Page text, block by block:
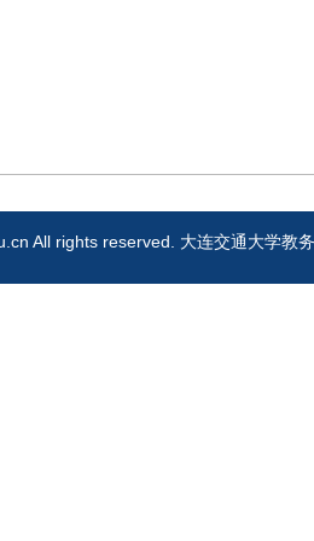
All rights reserved. 大连交通大学教